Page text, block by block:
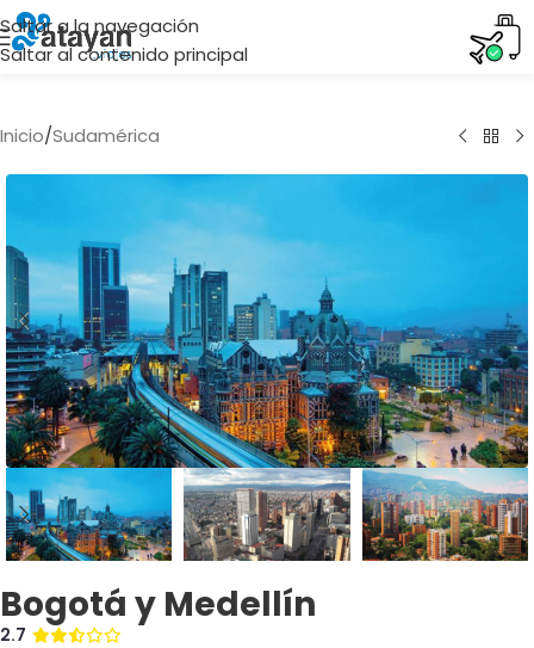
Saltar a la navegación
Saltar al contenido principal
Inicio/Sudamérica
Bogotá y Medellín
2.7